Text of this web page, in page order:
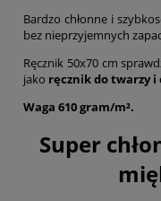
Bardzo chłonne i
bez nieprzyjemnych
Ręcznik 50x70 cm
jako ręcznik do twarzy i
Waga 610 gram/m².
Super